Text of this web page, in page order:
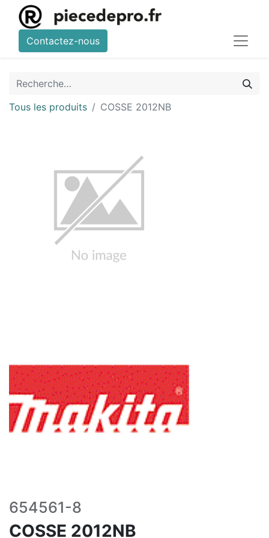
Contactez-nous
Tous les produits COSSE 2012NB
654561-8
COSSE 2012NB